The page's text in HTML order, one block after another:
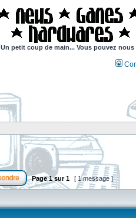
Un petit coup de main... Vous pouvez
Page1sur1 [ 1 message ]